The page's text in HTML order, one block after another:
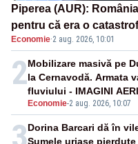
Piperea (AUR):
pentru că era o
pensii
Economie·2 aug. 2026, 10:01
2
Economie-2 aug. 2026, 10:07
Mobilizare masivă pe
la Cernavodă. Armata
fluviului - IMAGINI
Dorina Barcari dă în
Sumele uriașe